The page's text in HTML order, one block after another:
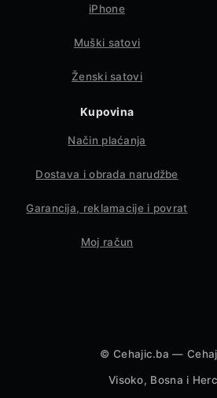
iPhone
Muški satovi
Ženski satovi
Kupovina
Način plaćanja
Dostava i obrada narudžbe
Garancija, reklamacije i povrat
Moj račun
©Cehajic.ba —
Visoko, Bosna i